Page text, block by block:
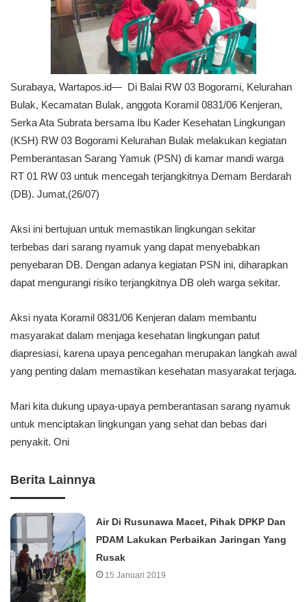
Surabaya, Wartapos.id— Di Balai RW 03 Bogorami, Kelurahan
Bulak, Kecamatan Bulak, anggota Koramil 0831/06 Kenjeran,
Serka Ata Subrata bersama Ibu Kader Kesehatan Lingkungan
(KSH) RW 03 Bogorami Kelurahan Bulak melakukan kegiatan
Pemberantasan Sarang Yamuk (PSN) di kamar mandi warga
RT 01 RW 03 untuk mencegah terjangkitnya Demam Berdarah
(DB). Jumat,(26/07)
Aksi ini bertujuan untuk memastikan lingkungan sekitar
terbebas dari sarang nyamuk yang dapat menyebabkan
penyebaran DB. Dengan adanya kegiatan PSN ini, diharapkan
dapat mengurangi risiko terjangkitnya DB oleh warga sekitar.
Aksi nyata Koramil 0831/06 Kenjeran dalam membantu
masyarakat dalam menjaga kesehatan lingkungan patut
diapresiasi, karena upaya pencegahan merupakan langkah awal
yang penting dalam memastikan kesehatan masyarakat terjaga.
Mari kita dukung upaya-upaya pemberantasan sarang nyamuk
untuk menciptakan lingkungan yang sehat dan bebas dari
penyakit. Oni
Berita Lainnya
Air Di Rusunawa Macet, Pihak DPKP Dan
PDAM Lakukan Perbaikan Jaringan Yang
Rusak
15 Januari 2019